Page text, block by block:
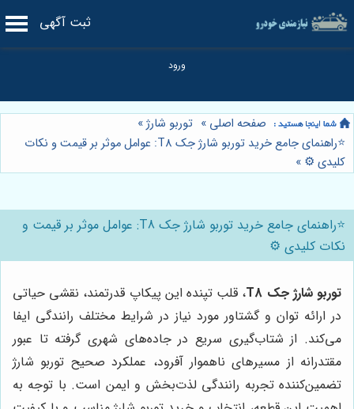
ثبت آگهی
صفحه اصلی » توربو شارژ»
⭐️راهنمای جامع خرید توربو شارژ جک T8: عوامل موثر بر قیمت و نکات
کلیدی ⚙️ »
⭐️راهنمای جامع خرید توربو شارژ جک T8: عوامل موثر بر قیمت و
نکات کلیدی ⚙️
توربو شارژ جک T8
، قلب تپنده این پیکاپ قدرتمند، نقشی حیاتی
در ارائه توان و گشتاور مورد نیاز در شرایط مختلف رانندگی ایفا
می‌کند. از شتاب‌گیری سریع در جاده‌های شهری گرفته تا عبور
مقتدرانه از مسیرهای ناهموار آفرود، عملکرد صحیح توربو شارژ
تضمین‌کننده تجربه رانندگی لذت‌بخش و ایمن است. با توجه به